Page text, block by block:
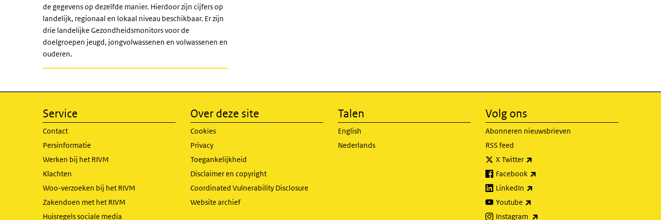
de gegevens op dezelfde manier. Hierdoor zijn cijfers op
landelijk, regionaal en lokaal niveau beschikbaar. Er zijn
drie landelijke Gezondheidsmonitors voor de
doelgroepen jeugd, jongvolwassenen en volwassenen en
ouderen.
Service
Contact
Persinformatie
Werken bij het RIVM
Klachten
Woo-verzoeken bij het RIVM
Zakendoen met het RIVM
Huisregels sociale media
Over deze site
Cookies
Privacy
Toegankelijkheid
Disclaimer en copyright
Coordinated Vulnerability Disclosure
Website archief
Talen
English
Nederlands
Volg ons
Abonneren nieuwsbrieven
RSS feed
X Twitter
Facebook
LinkedIn
Youtube
Instagram